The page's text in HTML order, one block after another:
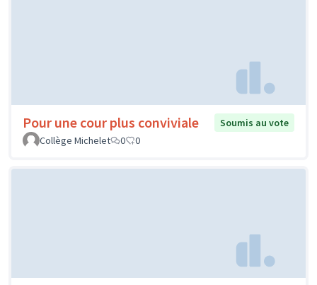
Pour une cour plus conviviale
Soumis au vote
Collège Michelet
0 0